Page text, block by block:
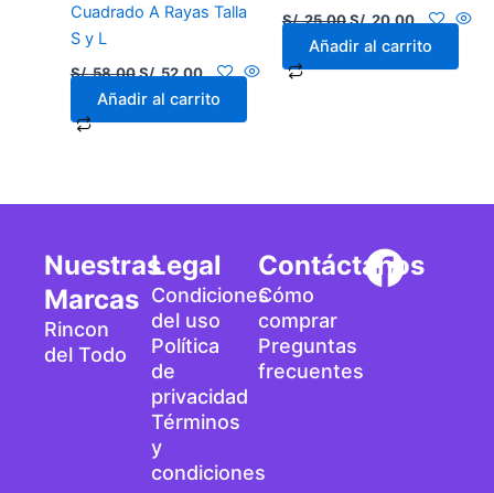
Cuadrado A Rayas Talla
S y L
S/.58.00S/.52.00
Añadir al carrito
S/.25.00S/.20.00
Añadir al carrito
Nuestras
Marcas
Rincon
del Todo
Legal
Condiciones
del uso
Política
de
privacidad
Términos
y
condiciones
Contáctanos
Cómo
comprar
Preguntas
frecuentes
F